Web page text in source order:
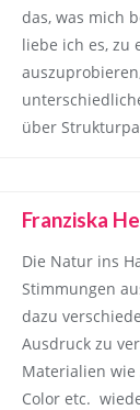
das, was mich
liebe ich es, zu
über
Franziska
Die Natur ins
Stimmungen
dazu
Ausdruck zu
Materialien wie
Color etc.